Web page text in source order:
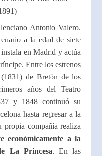
Antonio Valero.
a la edad de siete
en Madrid y actúa
Entre los estrenos
(1831) de Bretón de los
años del Teatro
y 1848 continuó su
hasta regresar a la
propia compañía realiza
económicamente a la
La Princesa. En las